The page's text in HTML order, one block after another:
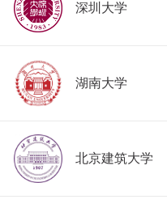
深圳大学
湖南大学
北京建筑大学